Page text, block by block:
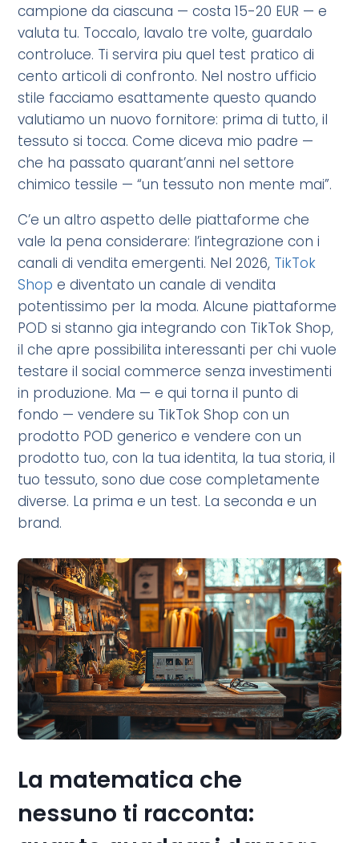
campione da ciascuna — costa 15-20 EUR — e
valuta tu. Toccalo, lavalo tre volte, guardalo
controluce. Ti servira piu quel test pratico di
cento articoli di confronto. Nel nostro ufficio
stile facciamo esattamente questo quando
valutiamo un nuovo fornitore: prima di tutto, il
tessuto si tocca. Come diceva mio padre —
che ha passato quarant’anni nel settore
chimico tessile — “un tessuto non mente mai”.
C’e un altro aspetto delle piattaforme che
vale la pena considerare: l’integrazione con i
canali di vendita emergenti. Nel 2026, TikTok
Shop e diventato un canale di vendita
potentissimo per la moda. Alcune piattaforme
POD si stanno gia integrando con TikTok Shop,
il che apre possibilita interessanti per chi vuole
testare il social commerce senza investimenti
in produzione. Ma — e qui torna il punto di
fondo — vendere su TikTok Shop con un
prodotto POD generico e vendere con un
prodotto tuo, con la tua identita, la tua storia, il
tuo tessuto, sono due cose completamente
diverse. La prima e un test. La seconda e un
brand.
La matematica che
nessuno ti racconta: